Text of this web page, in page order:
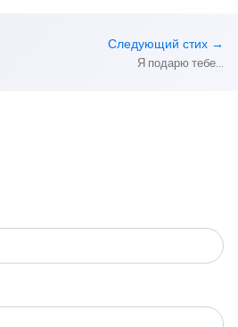
Следующий стих →
Я подарю тебе...